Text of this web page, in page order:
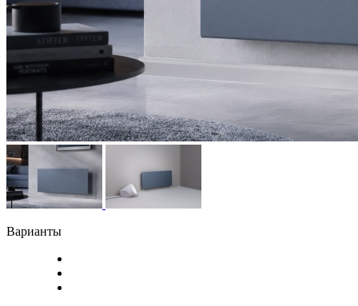
Варианты